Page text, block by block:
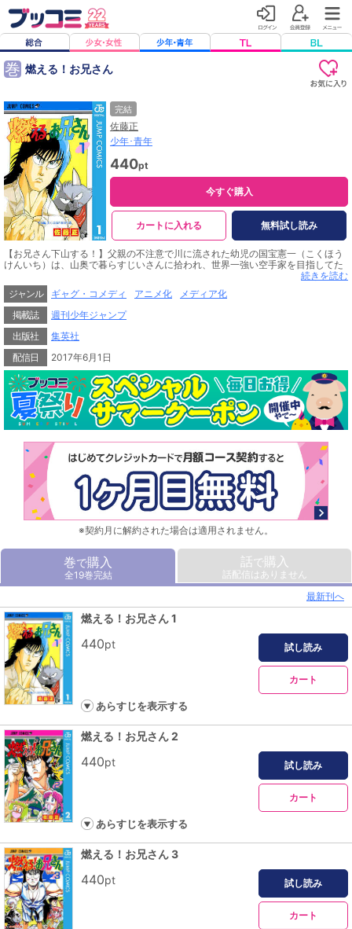
巻 燃える！お兄さん
完結
佐藤正
少年･青年
440pt
今すぐ購入
カートに入れる 無料試し読み
【お兄さん下山する！】父親の不注意で川に流された幼児の国宝憲一（こくほう
けんいち）は、山奥で暮らすじいさんに拾われ、世界一強い空手家を目指してた
くましく育てられた。13年後、憲一は本当の家族が街にいると知り、山を降りて
東京へ向かうが…都会では初めて見るものばかり！ 世間知らずの野生児・憲一
が規格はずれのパワーで大騒動を巻き起こす！ 笑撃のファミリーギャグ・第1
巻！
続きを読む
ジャンル
ギャグ・コメディ アニメ化
メディア化
掲載誌
週刊少年ジャンプ
出版社
集英社
配信日
2017年6月1日
※契約月に解約された場合は適用されません。
巻で購入
全19巻完結
話で購入
話配信はありません
最新刊へ
燃える！お兄さん 1
440pt 試し読み
カート
あらすじを表示する
燃える！お兄さん 2
440pt 試し読み
カート
あらすじを表示する
燃える！お兄さん 3
440pt 試し読み
カート